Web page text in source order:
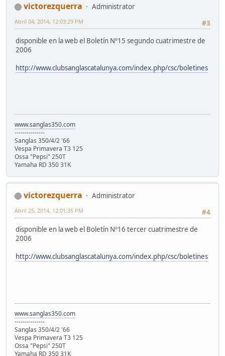
victorezquerra
Administrator
#3
Abril 04, 2014, 12:03:29 PM
disponible en la web el Boletín Nº15 segundo cuatrimestre de
2006
http://www.clubsanglascatalunya.com/index.php/csc/boletines
www.sanglas350.com
---------------
Sanglas 350/4/2 '66
Vespa Primavera T3 125
Ossa "Pepsi" 250T
Yamaha RD 350 31K
victorezquerra
Administrator
#4
Abril 25, 2014, 12:01:35 PM
disponible en la web el Boletín Nº16 tercer cuatrimestre de
2006
http://www.clubsanglascatalunya.com/index.php/csc/boletines
www.sanglas350.com
---------------
Sanglas 350/4/2 '66
Vespa Primavera T3 125
Ossa "Pepsi" 250T
Yamaha RD 350 31K